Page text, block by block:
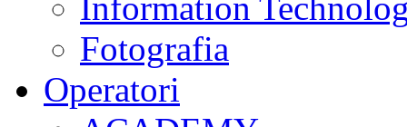
Fotografia
Operatori